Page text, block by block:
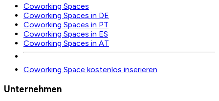
Coworking Spaces
Coworking Spaces in DE
Coworking Spaces in PT
Coworking Spaces in ES
Coworking Spaces in AT
Coworking Space kostenlos inserieren
Unternehmen